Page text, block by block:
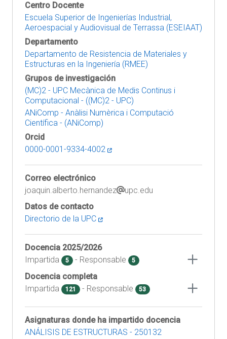
Centro Docente
Escuela Superior de Ingenierías Industrial,
Aeroespacial y Audiovisual de Terrassa (ESEIAAT)
Departamento
Departamento de Resistencia de Materiales y
Estructuras en la Ingeniería (RMEE)
Grupos de investigación
(MC)2 - UPC Mecànica de Medis Continus i
Computacional - ((MC)2 - UPC)
ANiComp - Anàlisi Numèrica i Computació
Científica - (ANiComp)
Orcid
0000-0001-9334-4002
Correo electrónico
joaquin.alberto.hernandez
upc.edu
Datos de contacto
Directorio de la UPC
Docencia 2025/2026
Impartida
5 - Responsable 5
Docencia completa
Impartida
121 - Responsable 53
Asignaturas donde ha impartido docencia
ANÁLISIS DE ESTRUCTURAS - 250132